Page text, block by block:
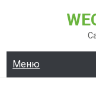
Меню